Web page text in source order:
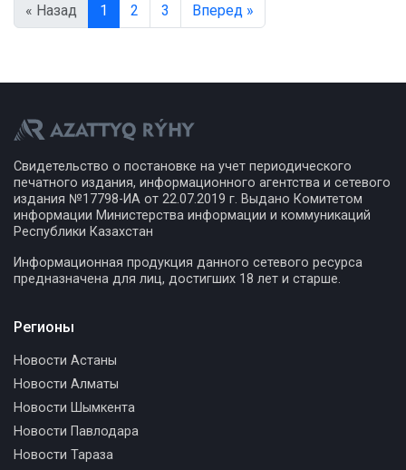
« Назад 1 2 3 Вперед »
Свидетельство о постановке на учет периодического
печатного издания, информационного агентства и сетевого
издания №17798-ИА от 22.07.2019 г. Выдано Комитетом
информации Министерства информации и коммуникаций
Республики Казахстан
Информационная продукция данного сетевого ресурса
предназначена для лиц, достигших 18 лет и старше.
Регионы
Новости Астаны
Новости Алматы
Новости Шымкента
Новости Павлодара
Новости Тараза